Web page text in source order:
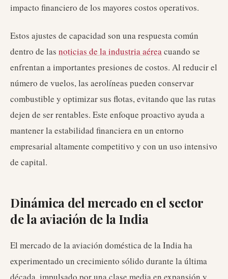
impacto financiero de los mayores costos operativos.
Estos ajustes de capacidad son una respuesta común
dentro de las noticias de la industria aéreacuando se
enfrentan a importantes presiones de costos. Al reducir el
número de vuelos, las aerolíneas pueden conservar
combustible y optimizar sus flotas, evitando que las rutas
dejen de ser rentables. Este enfoque proactivo ayuda a
mantener la estabilidad financiera en un entorno
empresarial altamente competitivo y con un uso intensivo
de capital.
Dinámica del mercado en el sector
de la aviación de la India
El mercado de la aviación doméstica de la India ha
experimentado un crecimiento sólido durante la última